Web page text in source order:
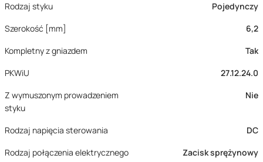
Rodzaj styku
Pojedynczy
Szerokość [mm]
6,2
Kompletny z gniazdem
Tak
PKWiU
27.12.24.0
Z wymuszonym prowadzeniem
styku
Nie
Rodzaj napięcia sterowania
DC
Rodzaj połączenia elektrycznego
Zacisk sprężynowy